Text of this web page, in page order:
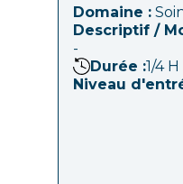
Domaine :
Descriptif /
-
Durée :1/4H
Niveau